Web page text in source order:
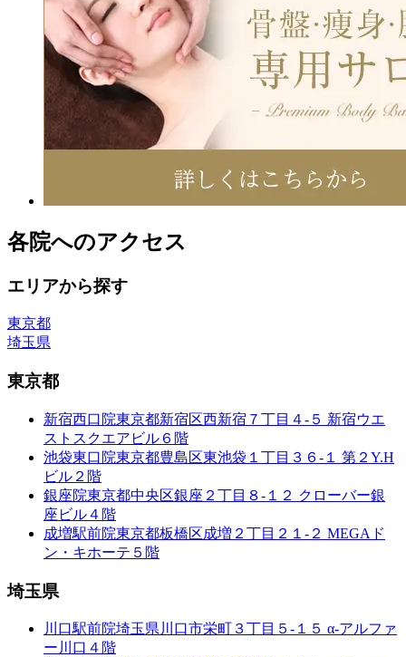
各院へのアクセス
エリアから探す
東京都
埼玉県
東京都
新宿西口院東京都新宿区西新宿７丁目４-５ 新宿ウエ
ストスクエアビル６階
池袋東口院東京都豊島区東池袋１丁目３６-１ 第２Y.H
ビル２階
銀座院東京都中央区銀座２丁目８-１２ クローバー銀
座ビル４階
成増駅前院東京都板橋区成増２丁目２１-２ MEGAド
ン・キホーテ５階
埼玉県
川口駅前院埼玉県川口市栄町３丁目５-１５ α-アルファ
ー川口４階